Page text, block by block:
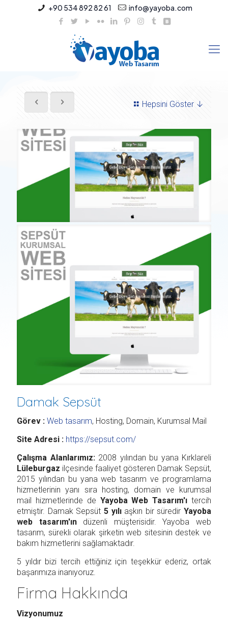
+90 534 892 82 61 info@yayoba.com
Hepsini Göster ↓
Damak Sepsüt
Görev : Web tasarım, Hosting, Domain, Kurumsal Mail
Site Adresi : https://sepsut.com/
Çalışma Alanlarımız:2008 yılından bu yana Kırklareli
Lüleburgaz ilçesinde faaliyet gösteren Damak Sepsüt,
2015 yılından bu yana web tasarım ve programlama
hizmetlerinin yanı sıra hosting, domain ve kurumsal
mail hizmetlerinde de Yayoba Web Tasarım'ı tercih
etmiştir. Damak Sepsüt 5 yılıaşkın bir süredir Yayoba
web tasarım'ındüzenli müşterisidir. Yayoba web
tasarım, sürekli olarak şirketin web sitesinin destek ve
bakım hizmetlerini sağlamaktadır.
5 yıldır bizi tercih ettiğiniz için teşekkür ederiz, ortak
başarımıza inanıyoruz.
Firma Hakkında
Vizyonumuz